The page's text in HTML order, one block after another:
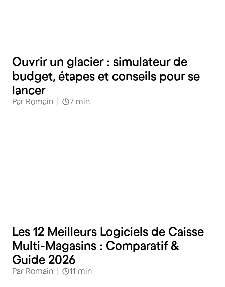
Ouvrir un glacier : simulateur de
budget, étapes et conseils pour se
lancer
Par Romain 7 min
Les 12 Meilleurs Logiciels de Caisse
Multi-Magasins : Comparatif &
Guide 2026
Par Romain 11 min